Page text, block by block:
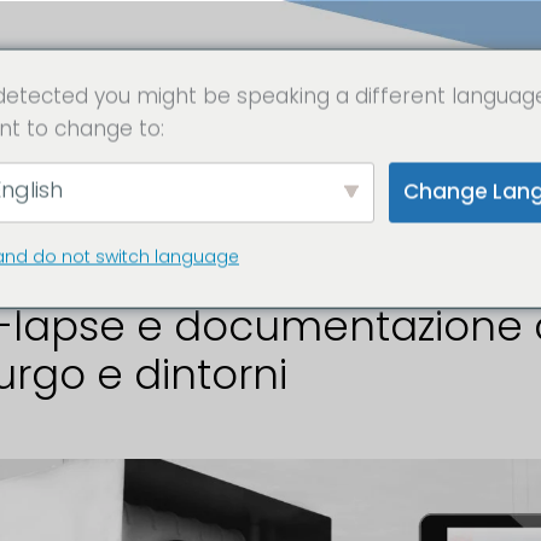
da
lapse e documentazione
e dintorni
you might be speaking a different
to change to:
Change
do not switch language